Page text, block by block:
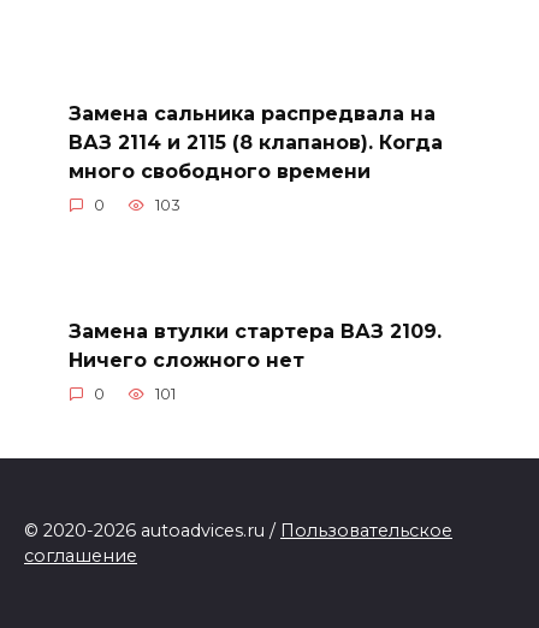
Замена сальника распредвала на
ВАЗ 2114 и 2115 (8 клапанов). Когда
много свободного времени
0 103
Замена втулки стартера ВАЗ 2109.
Ничего сложного нет
0 101
© 2020-2026 autoadvices.ru / Пользовательское
соглашение